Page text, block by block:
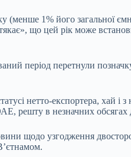
1% його загальної
що цей рік може
період перетнули
нетто-експортера, хай і
решту в незначних
щодо узгодження